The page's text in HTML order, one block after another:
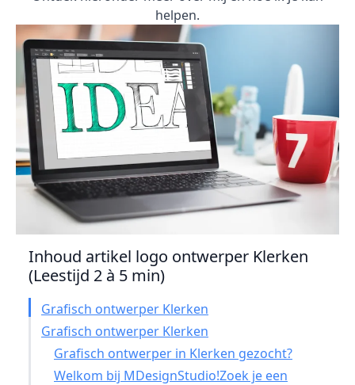
helpen.
Inhoud artikel logo ontwerper Klerken
(Leestijd 2 à 5 min)
Grafisch ontwerper Klerken
Grafisch ontwerper Klerken
Grafisch ontwerper in Klerken gezocht?
Welkom bij MDesignStudio!Zoek je een